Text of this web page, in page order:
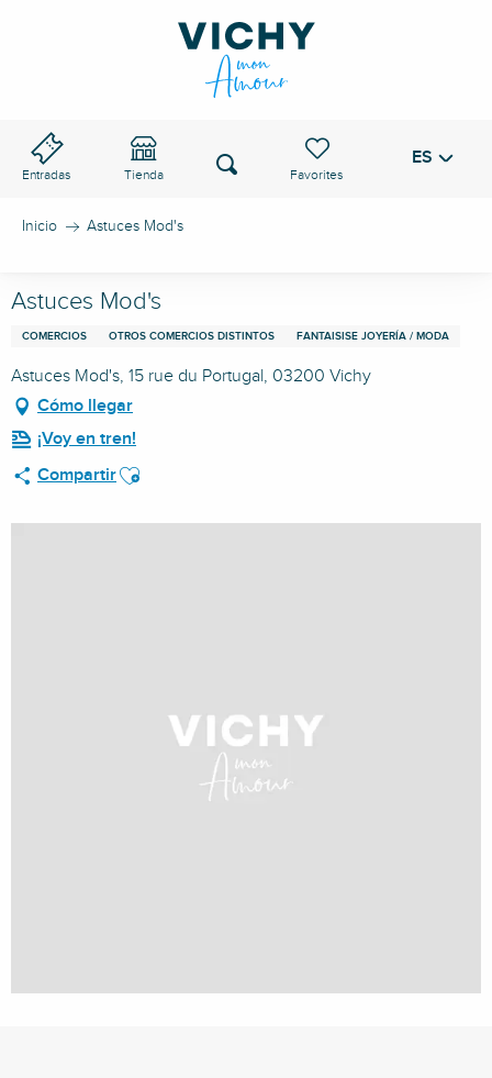
Entradas Tienda
Voir les favoris
Buscar ES
Inicio Astuces Mod's
Astuces Mod's
COMERCIOS OTROS COMERCIOS DISTINTOS FANTAISISE JOYERÍA / MODA
Astuces Mod's, 15 rue du Portugal, 03200 Vichy
Cómo llegar
¡Voy en tren!
CompartirAjouter aux favoris